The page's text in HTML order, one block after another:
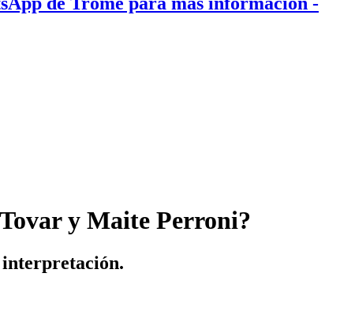
y Maite Perroni?
interpretación.